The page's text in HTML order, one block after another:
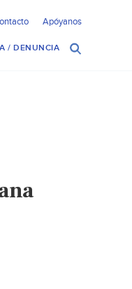
Apóyanos
/ DENUNCIA